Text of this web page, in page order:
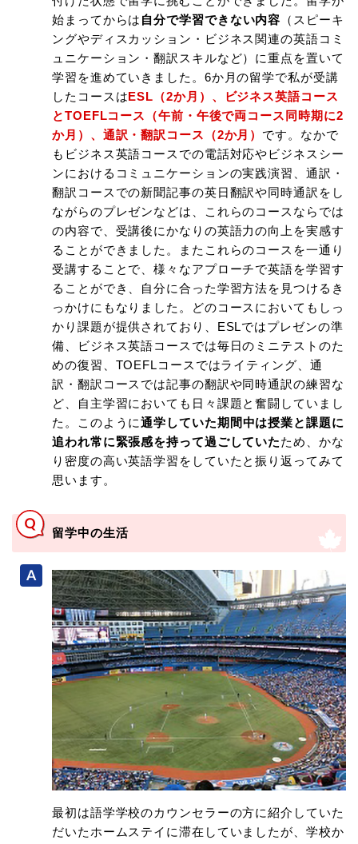
始まってからは 自分で学習できない内容 （スピーキ
ングやディスカッション・ビジネス関連の英語コミ
ュニケーション・翻訳スキルなど）に重点を置いて
学習を進めていきました。6か月の留学で私が受講
したコースはESL（2か月）、ビジネス英語コース
とTOEFLコース（午前・午後で両コース同時期に2
か月）、通訳・翻訳コース（2か月） です。なかで
もビジネス英語コースでの電話対応やビジネスシー
ンにおけるコミュニケーションの実践演習、通訳・
翻訳コースでの新聞記事の英日翻訳や同時通訳をし
ながらのプレゼンなどは、これらのコースならでは
の内容で、受講後にかなりの英語力の向上を実感す
ることができました。またこれらのコースを一通り
受講することで、様々なアプローチで英語を学習す
ることができ、自分に合った学習方法を見つけるき
っかけにもなりました。どのコースにおいてもしっ
かり課題が提供されており、ESLではプレゼンの準
備、ビジネス英語コースでは毎日のミニテストのた
めの復習、TOEFLコースではライティング、通
訳・翻訳コースでは記事の翻訳や同時通訳の練習な
ど、自主学習においても日々課題と奮闘していまし
た。このように通学していた期間中は授業と課題に
追われ常に緊張感を持って過ごしていたため、かな
り密度の高い英語学習をしていたと振り返ってみて
思います。
留学中の生活
最初は語学学校のカウンセラーの方に紹介していた
だいたホームステイに滞在していましたが、学校か